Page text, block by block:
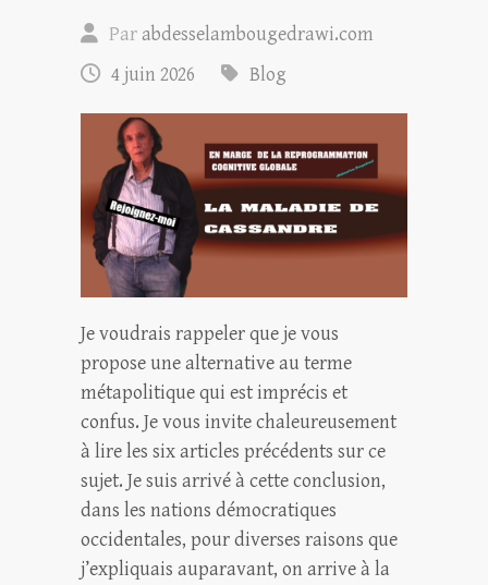
Par abdesselambougedrawi.com
4 juin 2026
Blog
Je voudrais rappeler que je vous
propose une alternative au terme
métapolitique qui est imprécis et
confus. Je vous invite chaleureusement
à lire les six articles précédents sur ce
sujet. Je suis arrivé à cette conclusion,
dans les nations démocratiques
occidentales, pour diverses raisons que
j’expliquais auparavant, on arrive à la